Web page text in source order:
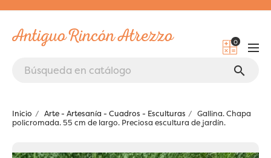
0
search
Inicio Arte - Artesanía - Cuadros - Esculturas
Gallina. Chapa
policromada. 55 cm de largo. Preciosa escultura de jardín.